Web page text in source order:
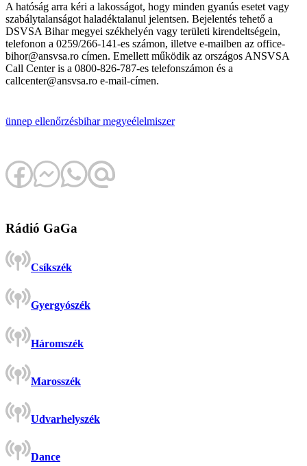
A hatóság arra kéri a lakosságot, hogy minden gyanús esetet vagy
szabálytalanságot haladéktalanul jelentsen. Bejelentés tehető a
DSVSA Bihar megyei székhelyén vagy területi kirendeltségein,
telefonon a 0259/266-141-es számon, illetve e-mailben az office-
bihor@ansvsa.ro címen. Emellett működik az országos ANSVSA
Call Center is a 0800-826-787-es telefonszámon és a
callcenter@ansvsa.ro e-mail-címen.
ünnep ellenőrzésbihar megyeélelmiszer
Rádió GaGa
Csíkszék
Gyergyószék
Háromszék
Marosszék
Udvarhelyszék
Dance